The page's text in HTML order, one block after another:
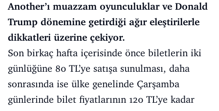
Another’ı muazzam oyunculuklar ve Donald
Trump dönemine getirdiği ağır eleştirilerle
dikkatleri üzerine çekiyor.
Son birkaç hafta içerisinde önce biletlerin iki
günlüğüne 80 TL’ye satışa sunulması, daha
sonrasında ise ülke genelinde Çarşamba
günlerinde bilet fiyatlarının 120 TL’ye kadar